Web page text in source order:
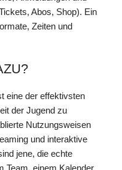
Abos, Shop). Ein
Zeiten und
eine der effektivsten
der Jugend zu
Nutzungsweisen
und interaktive
jene, die echte
Team, einem Kalender